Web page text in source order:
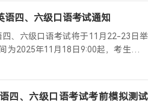
语四、六级口语考试通知
、六级口语考试将于11月22-23日举
为2025年11月18日9:00起，考生可自
速打印准考证”进行口试科目准考证
四、六级口语考试考前模拟测试